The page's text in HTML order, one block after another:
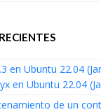
en Ubuntu 22.04
en Ubuntu 22.04
de un